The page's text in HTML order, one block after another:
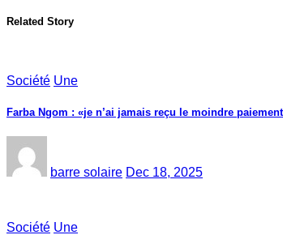
Related Story
Société Une
Farba Ngom : «je n’ai jamais reçu le moindre
barre solaire Dec 18, 2025
Société Une